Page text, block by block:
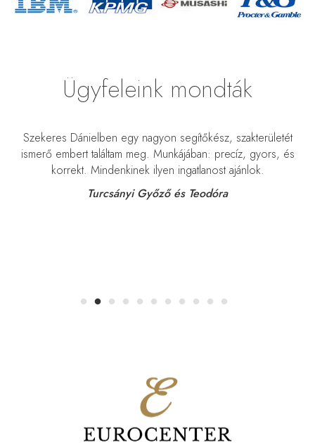
Ügyfeleink mondták
Szekeres Dánielben egy nagyon segítőkész, szakterületét
ismerő embert találtam meg. Munkájában: precíz, gyors, és
korrekt. Mindenkinek ilyen ingatlanost ajánlok.
Turcsányi Győző és Teodóra